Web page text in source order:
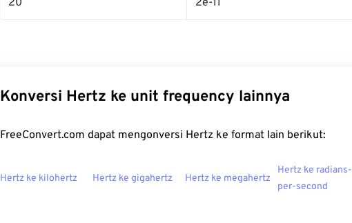
20 2e-11
Konversi Hertz ke unit frequency lainnya
FreeConvert.com dapat mengonversi Hertz ke format lain berikut:
Hertz ke kilohertz Hertz ke gigahertz Hertz ke megahertz
Hertz ke radians-
per-second